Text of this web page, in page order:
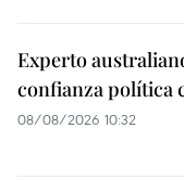
Experto
confianza política
08/08/2026 10:32